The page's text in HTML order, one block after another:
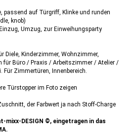
passend auf Türgriff, Klinke und runden
knob)
Umzug, zur Einweihungsparty
Diele, Kinderzimmer, Wohnzimmer,
für Büro / Praxis / Arbeitszimmer / Atelier /
Für Zimmertüren, Innenbereich.
Türstopper im Foto zeigen
der Farbwert ja nach Stoff-Charge
mixx-DESIGN ©, eingetragen in das